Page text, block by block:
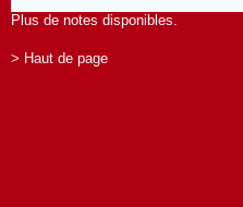
Plus de notes disponibles.
> Haut de page